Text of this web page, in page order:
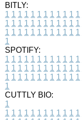
BITLY:
1 1 1 1 1 1 1 1 1 1 1 1
1 1 1 1 1 1 1 1 1 1 1 1
1 1 1 1 1 1 1 1 1 1 1 1
1
SPOTIFY:
1 1 1 1 1 1 1 1 1 1 1 1
1 1 1 1 1 1 1 1 1 1 1 1
1 1 1 1 1 1 1 1 1 1 1 1
1
CUTTLY BIO:
1
1 1 1 1 1 1 1 1 1 1 1 1